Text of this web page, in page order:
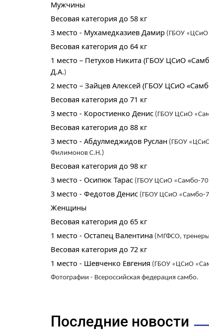
Мужчины
Весовая категория до 58 кг
3 место - Мухамедказиев Дамир (ГБОУ
Весовая категория до 64 кг
1 место – Петухов Никита (ГБОУ ЦСиО
Д.А.)
2 место – Зайцев Алексей (ГБОУ ЦСиО
Весовая категория до 71 кг
3 место - Коростиенко Денис (ГБОУ ЦСиО
Весовая категория до 88 кг
3 место - Абдулмеджидов Руслан (ГБОУ
Филимонов С.Н.)
Весовая категория до 98 кг
3 место - Осипюк Тарас (ГБОУ ЦСиО «Самбо-
3 место - Федотов Денис (ГБОУ ЦСиО «Самбо-
Женщины
Весовая категория до 65 кг
1 место - Остапец Валентина (МГФСО,
Весовая категория до 72 кг
1 место - Шевченко Евгения (ГБОУ «ЦСиО
Фотографии - Всероссийская федерация самбо.
Последние новости